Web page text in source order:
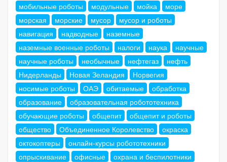
мобильные роботы
модульные мойка
море
морская
морские мусор
мусор и роботы
навигация
надводные
наземные
наземные военные роботы
налоги наука
научные
научные роботы
необычные нефтегаз
нефть
Нидерланды
Новая Зеландия
Норвегия
носимые роботы
ОАЭ обитаемые
обработка
образование
образовательная робототехника
обучающие роботы
общепит
общепит и роботы
общество
Объединенное Королевство
окраска
октокоптеры
онлайн-курсы робототехники
опрыскивание
офисные
охрана и беспилотники